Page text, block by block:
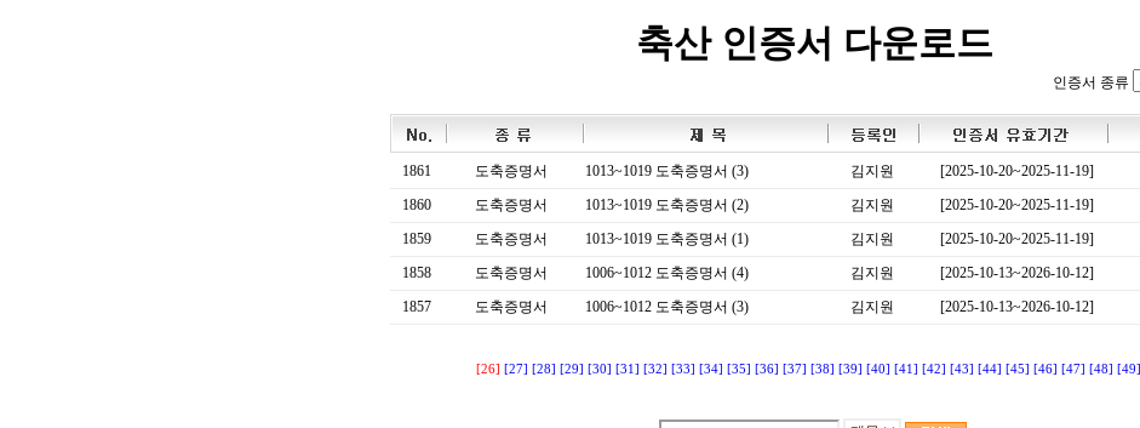
축산 인증서 다운로드
인증서 종류
1861 도축증명서 1013~1019 도축증명서 (3) 김지원 [2025-10-20~2025-11-19]
1860
도축증명서 1013~1019 도축증명서 (2) 김지원 [2025-10-20~2025-11-19]
1859
도축증명서 1013~1019 도축증명서 (1) 김지원 [2025-10-20~2025-11-19]
1858
도축증명서 1006~1012 도축증명서 (4) 김지원 [2025-10-13~2026-10-12]
1857
도축증명서 1006~1012 도축증명서 (3) 김지원 [2025-10-13~2026-10-12]
[26] [27] [28] [29] [30] [31] [32] [33] [34] [35] [36] [37] [38] [39] [40] [41] [42] [43] [44] [45] [46] [47] [48] [49]